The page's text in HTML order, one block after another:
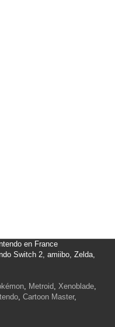
en France
Switch 2, amiibo, Zelda,
, Metroid, Xenoblade,
, Cartoon Master,